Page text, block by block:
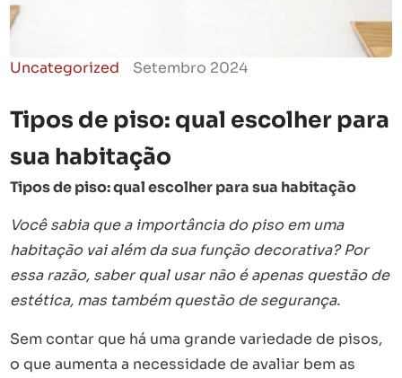
Uncategorized Setembro 2024
Tipos de piso: qual escolher para
sua habitação
Tipos de piso: qual escolher para sua habitação
Você sabia que a importância do piso em uma
habitação vai além da sua função decorativa? Por
essa razão, saber qual usar não é apenas questão de
estética, mas também questão de segurança.
Sem contar que há uma grande variedade de pisos,
o que aumenta a necessidade de avaliar bem as